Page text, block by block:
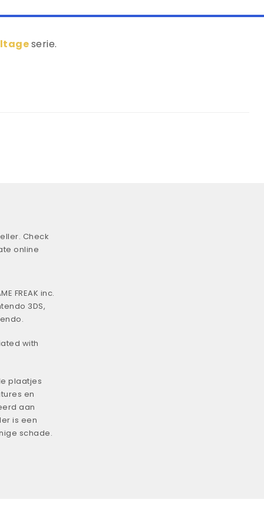
serie.
Check
online
FREAK inc.
3DS,
with
plaatjes
en
aan
is een
schade.